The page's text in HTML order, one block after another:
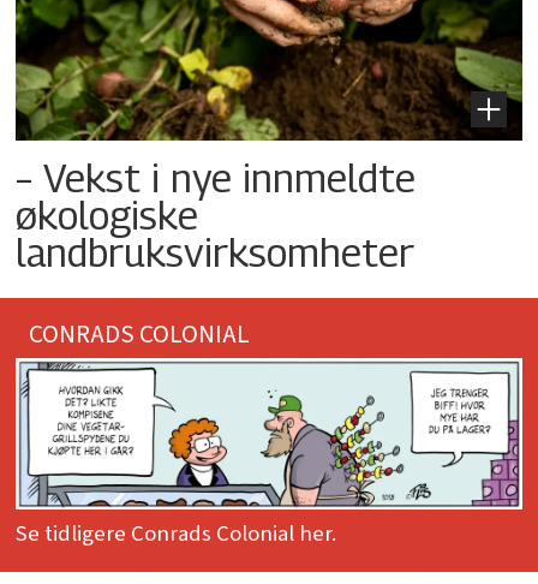
– Vekst i nye innmeldte
økologiske
landbruksvirksomheter
CONRADS COLONIAL
Se tidligere Conrads Colonial her.